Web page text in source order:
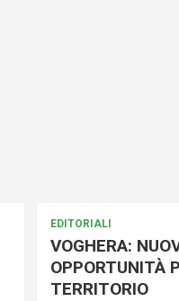
EDITORIALI
VOGHERA:
OPPORTUNITÀ
TERRITORIO